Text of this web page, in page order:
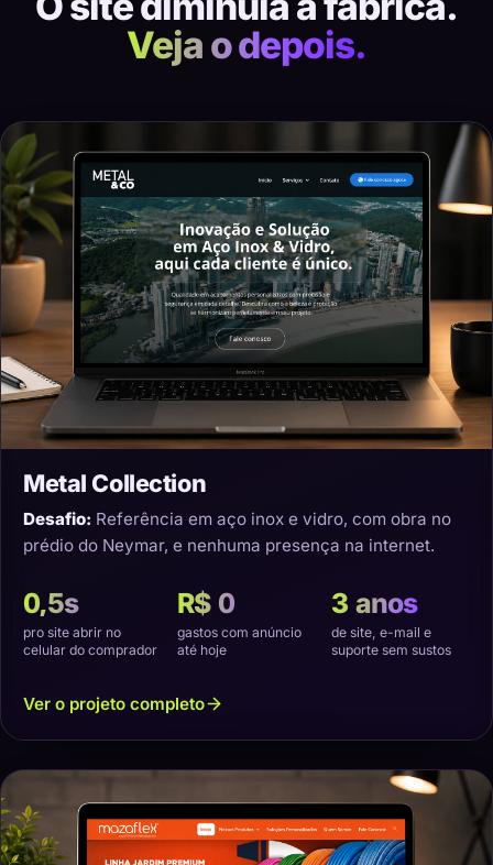
Veja o depois.
Metal Collection
Desafio: Referência em aço inox e vidro, com obra no
prédio do Neymar, e nenhuma presença na internet.
0,5s
pro site abrir no
celular do comprador
R$ 0
gastos com anúncio
até hoje
3 anos
de site, e-mail e
suporte sem sustos
Ver o projeto completo